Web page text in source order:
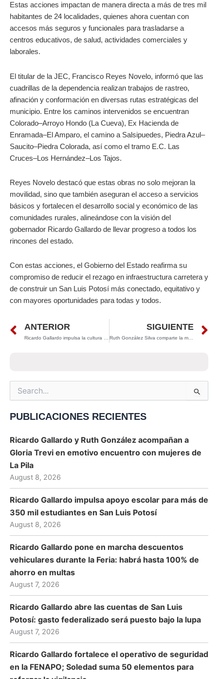
Estas acciones impactan de manera directa a más de tres mil
habitantes de 24 localidades, quienes ahora cuentan con
accesos más seguros y funcionales para trasladarse a
centros educativos, de salud, actividades comerciales y
laborales.
El titular de la JEC, Francisco Reyes Novelo, informó que las
cuadrillas de la dependencia realizan trabajos de rastreo,
afinación y conformación en diversas rutas estratégicas del
municipio. Entre los caminos intervenidos se encuentran
Colorado–Arroyo Hondo (La Cueva), Ex Hacienda de
Enramada–El Amparo, el camino a Salsipuedes, Piedra Azul–
Saucito–Piedra Colorada, así como el tramo E.C. Las
Cruces–Los Hernández–Los Tajos.
Reyes Novelo destacó que estas obras no solo mejoran la
movilidad, sino que también aseguran el acceso a servicios
básicos y fortalecen el desarrollo social y económico de las
comunidades rurales, alineándose con la visión del
gobernador Ricardo Gallardo de llevar progreso a todos los
rincones del estado.
Con estas acciones, el Gobierno del Estado reafirma su
compromiso de reducir el rezago en infraestructura carretera y
de construir un San Luis Potosí más conectado, equitativo y
con mayores oportunidades para todas y todos.
Prev
ANTERIOR
Ricardo Gallardo impulsa la cultura en San Luis Potosí con histórica inversión para artistas
SIGUIENTE
Ruth González Silva comparte la magia de la Navidad con familias de Ciudad del Maíz
Search
for:
PUBLICACIONES RECIENTES
Ricardo Gallardo y Ruth González acompañan a
Gloria Trevi en emotivo encuentro con mujeres de
La Pila
August 8, 2026
Ricardo Gallardo impulsa apoyo escolar para más de
350 mil estudiantes en San Luis Potosí
August 8, 2026
Ricardo Gallardo pone en marcha descuentos
vehiculares durante la Feria: habrá hasta 100% de
ahorro en multas
August 7, 2026
Ricardo Gallardo abre las cuentas de San Luis
Potosí: gasto federalizado será puesto bajo la lupa
August 7, 2026
Ricardo Gallardo fortalece el operativo de seguridad
en la FENAPO; Soledad suma 50 elementos para